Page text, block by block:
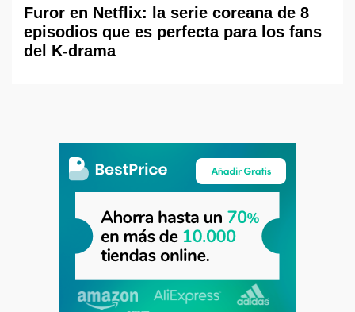
Furor en Netflix: la serie coreana de 8
episodios que es perfecta para los fans
del K-drama